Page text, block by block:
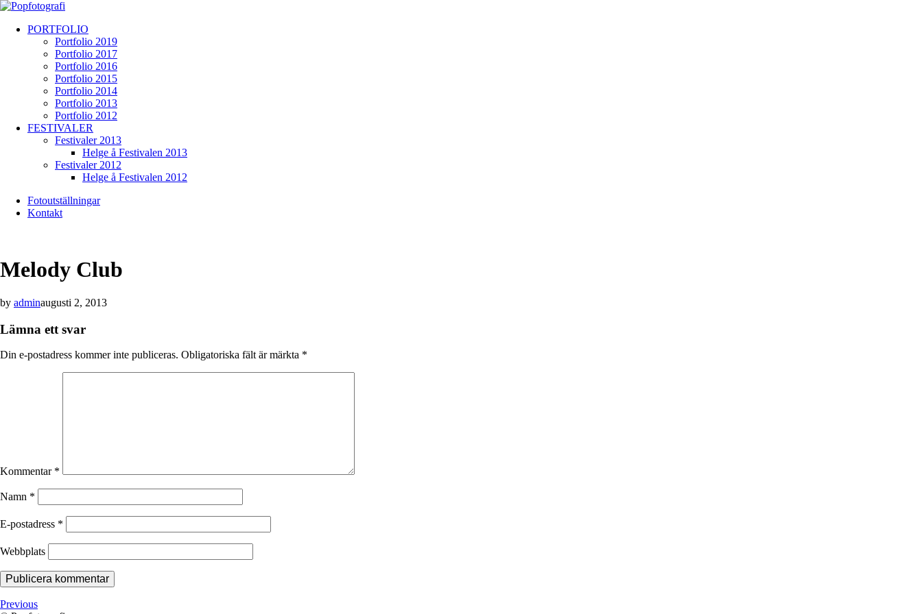
PORTFOLIO
Portfolio 2019
Portfolio 2017
Portfolio 2016
Portfolio 2015
Portfolio 2014
Portfolio 2013
Portfolio 2012
FESTIVALER
Festivaler 2013
Helge å Festivalen 2013
Festivaler 2012
Helge å Festivalen 2012
Fotoutställningar
Kontakt
Melody Club
by adminaugusti 2, 2013
Lämna ett svar
Din e-postadress kommer inte publiceras. Obligatoriska fält är märkta *
Kommentar *
Namn *
E-postadress *
Webbplats
Previous